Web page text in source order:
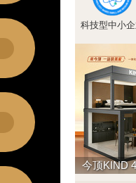
科技型中小
如鱼得水